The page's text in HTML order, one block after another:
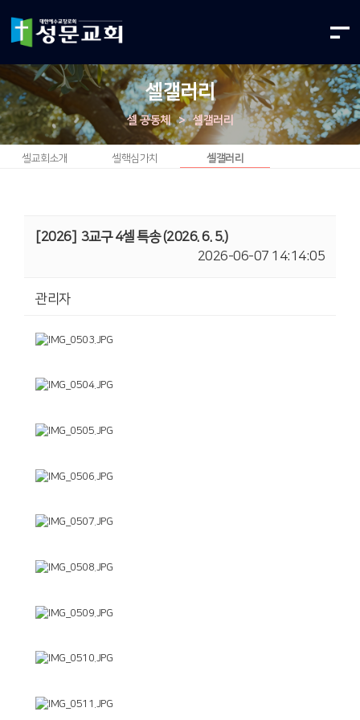
셀갤러리
셀 공동체 > 셀갤러리
셀교회소개 셀핵심가치 셀갤러리
[2026]
3교구 4셀 특송 (2026. 6. 5.)
2026-06-07 14:14:05
관리자